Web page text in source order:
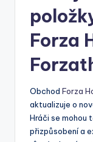
Forza
Obchod Forza
aktualizuje o
Hráči se mohou
přizpůsobení a